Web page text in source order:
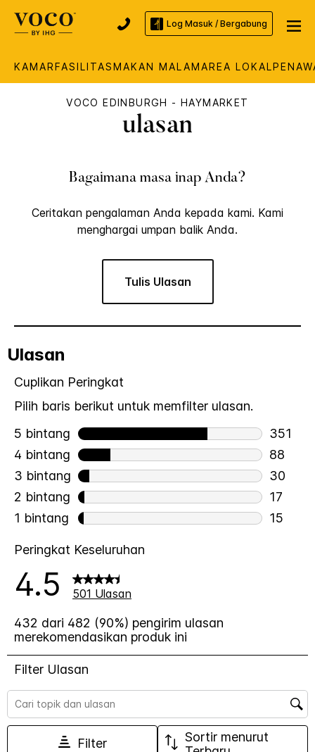
Log Masuk / Bergabung
KAMARFASILITASMAKAN MALAMAREA LOKAL
VOCO EDINBURGH - HAYMARKET
ulasan
Bagaimana masa inap Anda?
Ceritakan pengalaman Anda kepada kami. Kami
menghargai umpan balik Anda.
Tulis Ulasan